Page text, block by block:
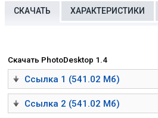
СКАЧАТЬ ХАРАКТЕРИСТИКИ
Скачать PhotoDesktop 1.4
Ссылка 1 (541.02 Мб)
Ссылка 2 (541.02 Мб)